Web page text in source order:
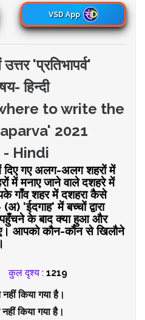
VSD App
'प्रतिभापर्व'
हिन्दी
to write the
2021
Hindi
दिए गए अलग-अलग शहरों में
में मनाए जाने वाले दशहरे में
गाँव शहर में दशहरा कैसे
'ईदगाह' में बच्चों द्वारा
पहुँचने के बाद क्या हुआ और
आपको कौन-कौन से खिलौने
कुल दृश्य : 1219
किया गया है।
किया गया है।